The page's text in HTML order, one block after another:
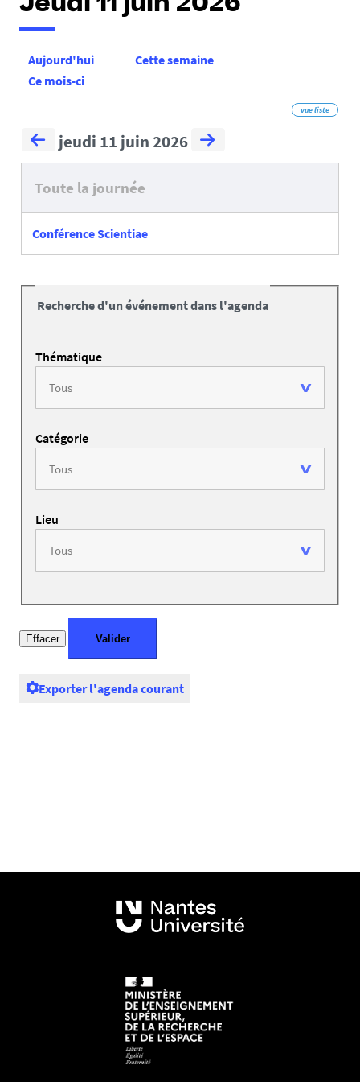
Jeudi 11 juin 2026
Aujourd'hui
Cette semaine
Ce mois-ci
vue liste
jeudi 11 juin 2026
Toute la journée
Conférence Scientiae
Recherche d'un événement dans l'agenda
Thématique
Catégorie
Lieu
Exporter l'agenda courant